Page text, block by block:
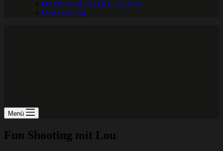
Datenschutzerklärung
Impressum
Menü
Fun Shooting mit Lou